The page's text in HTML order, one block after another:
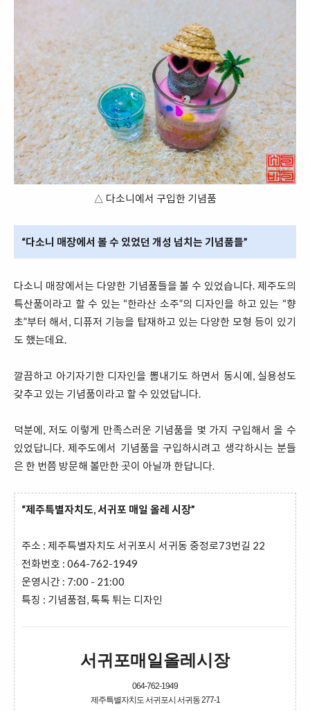
△ 다소니에서 구입한 기념품
“다소니 매장에서 볼 수 있었던 개성 넘치는 기념품들”
다소니 매장에서는 다양한 기념품들을 볼 수 있었습니다. 제주도의
특산품이라고 할 수 있는 “한라산 소주”의 디자인을 하고 있는 “향
초”부터 해서, 디퓨저 기능을 탑재하고 있는 다양한 모형 등이 있기
도 했는데요.
깔끔하고 아기자기한 디자인을 뽐내기도 하면서 동시에, 실용성도
갖추고 있는 기념품이라고 할 수 있었답니다.
덕분에, 저도 이렇게 만족스러운 기념품을 몇 가지 구입해서 올 수
있었답니다. 제주도에서 기념품을 구입하시려고 생각하시는 분들
은 한 번쯤 방문해 볼만한 곳이 아닐까 한답니다.
“제주특별자치도, 서귀포 매일 올레 시장”
주소 : 제주특별자치도 서귀포시 서귀동 중정로73번길 22
전화번호 : 064-762-1949
운영시간 : 7:00 - 21:00
특징 : 기념품점, 톡톡 튀는 디자인